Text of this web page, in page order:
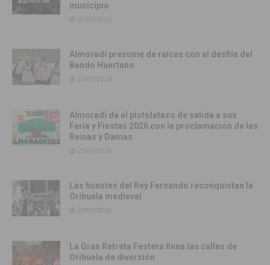
municipio
31/07/2026
Almoradí presume de raíces con el desfile del
Bando Huertano
26/07/2026
Almoradí da el pistoletazo de salida a sus
Feria y Fiestas 2026 con la proclamación de las
Reinas y Damas
25/07/2026
Las huestes del Rey Fernando reconquistan la
Orihuela medieval
25/07/2026
La Gran Retreta Festera llena las calles de
Orihuela de diversión